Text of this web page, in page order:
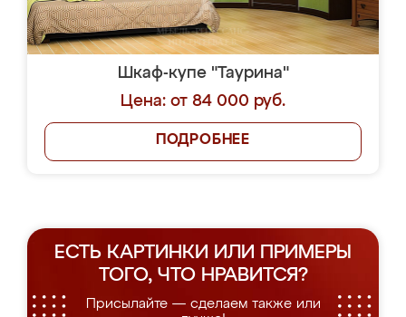
Шкаф-купе "Таурина"
Цена: от 84 000 руб.
ПОДРОБНЕЕ
ЕСТЬ КАРТИНКИ ИЛИ ПРИМЕРЫ
ТОГО, ЧТО НРАВИТСЯ?
Присылайте — сделаем также или